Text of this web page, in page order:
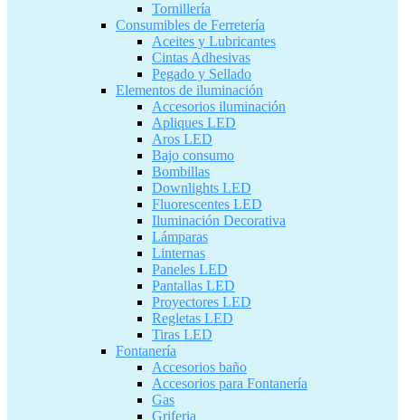
Tornillería
Consumibles de Ferretería
Aceites y Lubricantes
Cintas Adhesivas
Pegado y Sellado
Elementos de iluminación
Accesorios iluminación
Apliques LED
Aros LED
Bajo consumo
Bombillas
Downlights LED
Fluorescentes LED
Iluminación Decorativa
Lámparas
Linternas
Paneles LED
Pantallas LED
Proyectores LED
Regletas LED
Tiras LED
Fontanería
Accesorios baño
Accesorios para Fontanería
Gas
Griferia